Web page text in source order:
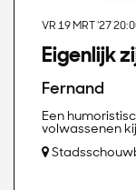
Eigenlijk
Fernand
VR 19 MRT '27
Een
volwassenen